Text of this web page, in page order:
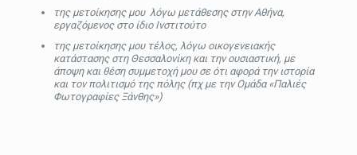
της μετοίκησης μου λόγω μετάθεσης στην Αθήνα,
εργαζόμενος στο ίδιο Ινστιτούτο
της μετοίκησης μου τέλος, λόγω οικογενειακής
κατάστασης στη Θεσσαλονίκη και την ουσιαστική, με
άποψη και θέση συμμετοχή μου σε ότι αφορά την ιστορία
και τον πολιτισμό της πόλης (πχ με την Ομάδα «Παλιές
Φωτογραφίες Ξάνθης»)